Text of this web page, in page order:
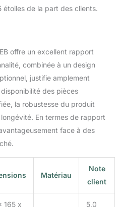
confortable, assurant
facile à nettoyer est
résistant au frottement et
conserve son aspect
intact dans le temps.
Dimensions et couleurs
canapé Calion : longueur
165 cm, profondeur 110
cm, hauteur 90 cm.
Canapé-lit ouvert,
longueur 195 cm,
beige – bleu – bleu –
bordeaux – corde –
étoiles de la part des clients.
offre un excellent rapport
combinée à un design
justifie amplement
disponibilité des pièces
la robustesse du produit
En termes de rapport
face à des
Matériau
Note
client
165 x 5,0